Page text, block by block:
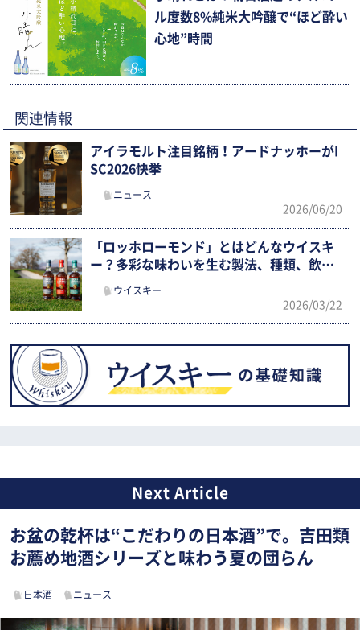
ル度数8%純米大吟醸で“ほど酔い
心地”時間
関連情報
アイラモルト注目銘柄！アードナッホーがI
SC2026快挙
ニュース
2026/06/20
「ロッホローモンド」とはどんなウイスキ
ー？多彩な味わいを生む製法、種類、飲み
方を徹底ガイド
ウイスキー
2026/03/22
お盆の乾杯は“こだわりの日本酒”で。吉田類
お薦め地酒シリーズと味わう夏の団らん
日本酒 ニュース